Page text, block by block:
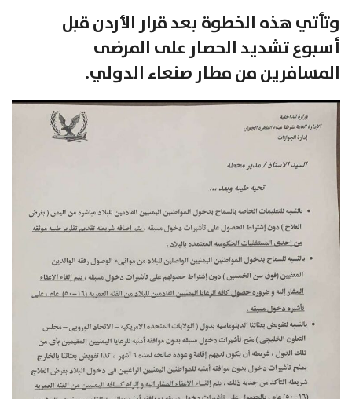
وتأتي هذه الخطوة بعد قرار الأردن قبل
أسبوع تشديد الحصار على المرضى
المسافرين من مطار صنعاء الدولي.